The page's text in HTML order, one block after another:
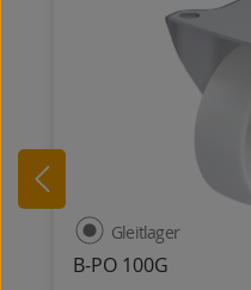
B-PO 100G
Gleitlager